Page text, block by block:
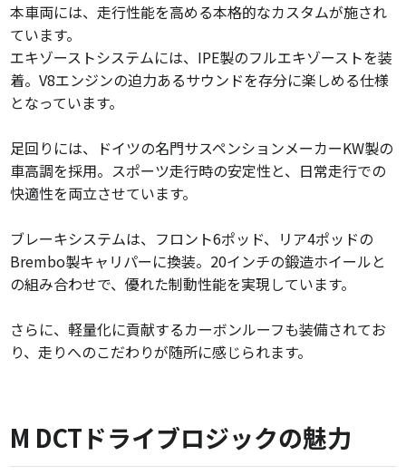
本車両には、走行性能を高める本格的なカスタムが施され
ています。
エキゾーストシステムには、IPE製のフルエキゾーストを装
着。V8エンジンの迫力あるサウンドを存分に楽しめる仕様
となっています。
足回りには、ドイツの名門サスペンションメーカーKW製の
車高調を採用。スポーツ走行時の安定性と、日常走行での
快適性を両立させています。
ブレーキシステムは、フロント6ポッド、リア4ポッドの
Brembo製キャリパーに換装。20インチの鍛造ホイールと
の組み合わせで、優れた制動性能を実現しています。
さらに、軽量化に貢献するカーボンルーフも装備されてお
り、走りへのこだわりが随所に感じられます。
M DCTドライブロジックの魅力